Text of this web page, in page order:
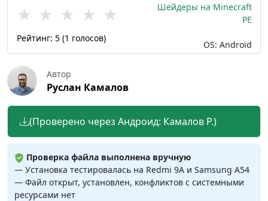
★ ★ ★ ★ ★
Рейтинг: 5 (1 голосов)
Шейдеры на Minecraft
PE
OS: Android
Автор
Руслан Камалов
(Проверено через Андроид: Камалов Р.)
Проверка файла выполнена вручную
— Установка тестировалась на Redmi 9A и Samsung A54
— Файл открыт, установлен, конфликтов с системными
ресурсами нет